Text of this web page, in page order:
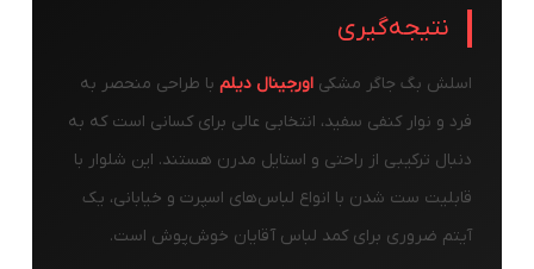
نتیجه‌گیری
اسلش بگ جاگر مشکی اورجینال دیلم با طراحی منحصر به
فرد و نوار کنفی سفید، انتخابی عالی برای کسانی است که به
دنبال ترکیبی از راحتی و استایل مدرن هستند. این شلوار با
قابلیت ست شدن با انواع لباس‌های اسپرت و خیابانی، یک
آیتم ضروری برای کمد لباس آقایان خوش‌پوش است.